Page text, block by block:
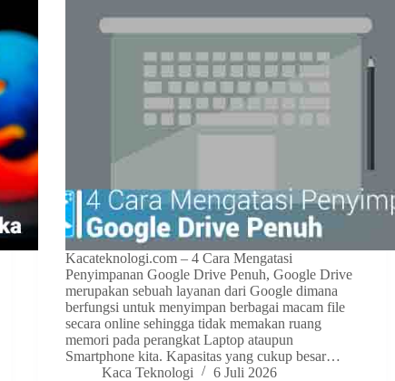
Kacateknologi.com – 4 Cara Mengatasi
Penyimpanan Google Drive Penuh, Google Drive
merupakan sebuah layanan dari Google dimana
berfungsi untuk menyimpan berbagai macam file
secara online sehingga tidak memakan ruang
memori pada perangkat Laptop ataupun
Smartphone kita. Kapasitas yang cukup besar…
Kaca Teknologi
6 Juli 2026